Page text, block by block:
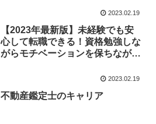
2023.02.19
【2023年最新版】未経験でも安
心して転職できる！資格勉強しな
がらモチベーションを保ちながら
2023.02.19
不動産鑑定士のキャリア